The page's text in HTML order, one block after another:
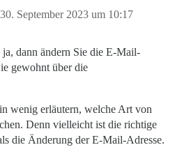
30. September 2023 um 10:17
dann ändern Sie die E-Mail-
gewohnt über die
wenig erläutern, welche Art von
Denn vielleicht ist die richtige
die Änderung der E-Mail-Adresse.